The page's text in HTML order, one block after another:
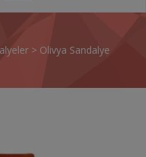
> Olivya Sandalye